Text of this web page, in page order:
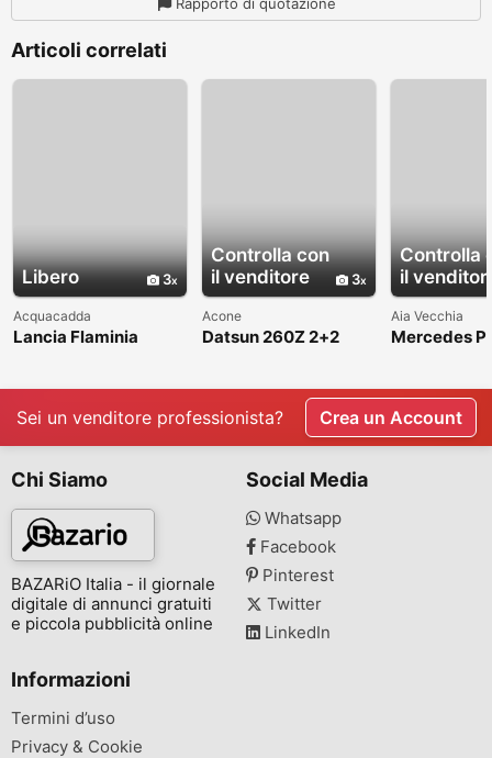
Articoli correlati
Libero 3
Acquacadda
Lancia Flaminia
Controlla con
il venditore
3
Acone
Datsun 260Z 2+2
Controlla
il
Aia Vecchia
Mercedes
Sei un venditore professionista? Crea un Account
Chi Siamo
BAZARiO Italia - il giornale
digitale di annunci gratuiti
e piccola pubblicità online
Social Media
Whatsapp
Facebook
Pinterest
Twitter
LinkedIn
Informazioni
Termini d’uso
Privacy & Cookie